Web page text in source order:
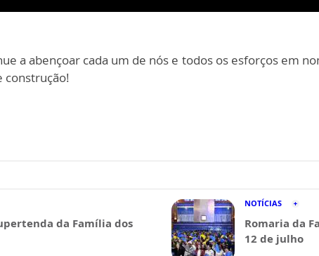
a abençoar cada um de nós e todos os esforços em
construção!
da Família dos
NOTÍCIAS
Romaria da
12 de julho